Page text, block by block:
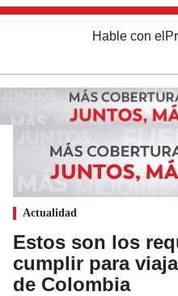
Hable con el
Actualidad
Estos son los
cumplir para
de Colombia